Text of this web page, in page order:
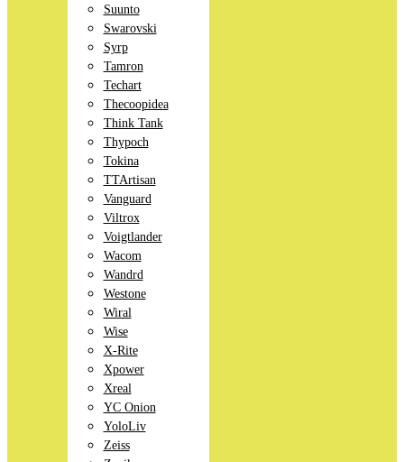
Suunto
Swarovski
Syrp
Tamron
Techart
Thecoopidea
Think Tank
Thypoch
Tokina
TTArtisan
Vanguard
Viltrox
Voigtlander
Wacom
Wandrd
Westone
Wiral
Wise
X-Rite
Xpower
Xreal
YC Onion
YoloLiv
Zeiss